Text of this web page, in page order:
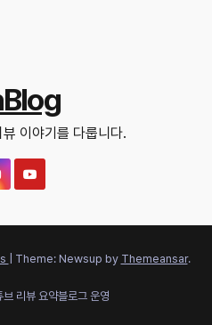
이야기를 다룹니다.
Theme: Newsup by Themeansar.
브 리뷰 요약블로그 운영